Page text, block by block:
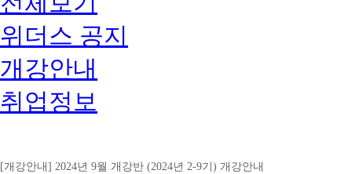
위더스 공지
개강안내
취업정보
[개강안내] 2024년 9월 개강반 (2024년 2-9기) 개강안내